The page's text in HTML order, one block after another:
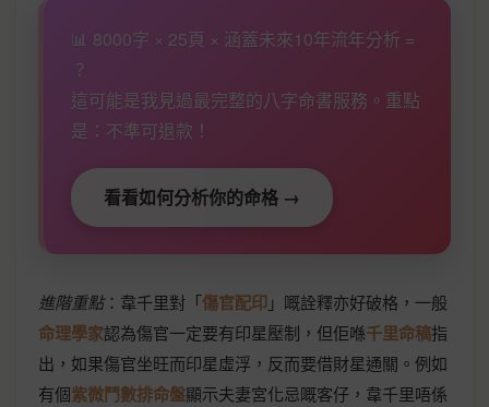
📊 8000字 × 25頁 × 涵蓋未來10年流年分析 =
？
這可能是我見過最完整的八字命書服務。重點
是：不準可退款！
看看如何分析你的命格 →
進階重點：韋千里對「傷官配印」嘅詮釋亦好破格，一般
命理學家認為傷官一定要有印星壓制，但佢喺千里命稿指
出，如果傷官坐旺而印星虛浮，反而要借財星通關。例如
有個紫微鬥數排命盤顯示夫妻宮化忌嘅客仔，韋千里唔係